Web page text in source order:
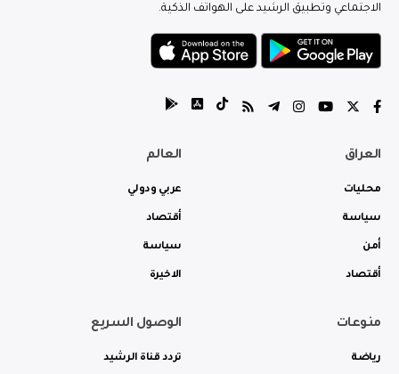
الاجتماعي وتطبيق الرشيد على الهواتف الذكية.
العراق
محليات
سياسة
أمن
أقتصاد
العالم
عربي ودولي
أقتصاد
سياسة
الاخيرة
منوعات
رياضة
الوصول السريع
تردد قناة الرشيد